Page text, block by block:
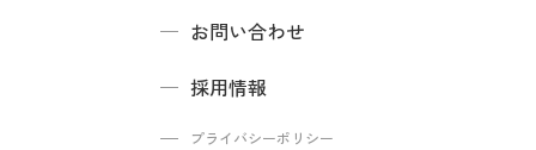
お問い合わせ
採用情報
プライバシーポリシー